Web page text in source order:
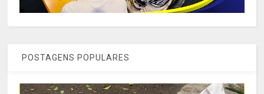
POSTAGENS POPULARES